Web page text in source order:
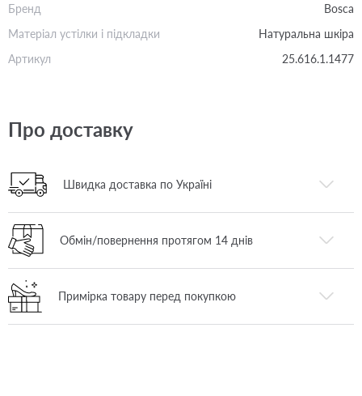
Бренд
Bosca
Матеріал устілки і підкладки
Натуральна шкіра
Артикул
25.616.1.1477
Про доставку
Швидка доставка по Україні
Обмін/повернення протягом 14 днів
Примірка товару перед покупкою